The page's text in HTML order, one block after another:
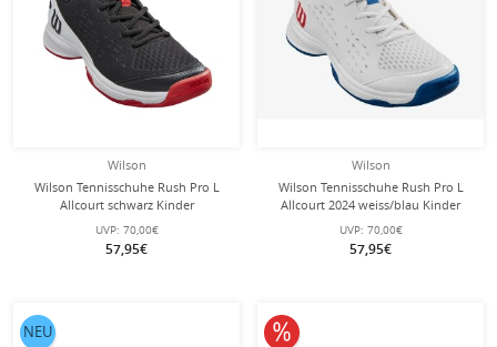
Wilson
Wilson Tennisschuhe Rush Pro L
Allcourt schwarz Kinder
UVP: 70,00€
57,95€
Wilson
Wilson Tennisschuhe Rush Pro L
Allcourt 2024 weiss/blau Kinder
UVP: 70,00€
57,95€
NEU 10% reduziert